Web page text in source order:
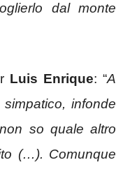
dal monte
Luis Enrique: “A
infonde
so quale altro
(…). Comunque